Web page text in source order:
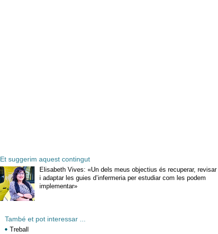
Et suggerim aquest contingut
Elisabeth Vives: «Un dels meus objectius és recuperar, revisar
i adaptar les guies d’infermeria per estudiar com les podem
implementar»
També et pot interessar ...
Treball